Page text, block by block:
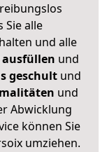
Sie alle
und alle
ausfüllen und
geschult und
und
Abwicklung
können Sie
umziehen.